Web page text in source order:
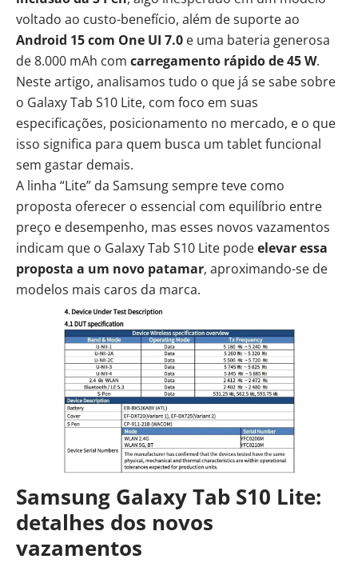
voltado ao custo-benefício, além de suporte ao
Android 15com One UI 7.0 e uma bateria generosa
de 8.000 mAh com carregamento rápido de 45 W.
Neste artigo, analisamos tudo o que já se sabe sobre
o Galaxy Tab S10 Lite, com foco em suas
especificações, posicionamento no mercado, e o que
isso significa para quem busca um tablet funcional
sem gastar demais.
A linha “Lite” da Samsung sempre teve como
proposta oferecer o essencial com equilíbrio entre
preço e desempenho, mas esses novos vazamentos
indicam que o Galaxy Tab S10 Lite podeelevar essa
proposta a um novo patamar, aproximando-se de
modelos mais caros da marca.
Samsung Galaxy Tab S10 Lite:
detalhes dos novos
vazamentos